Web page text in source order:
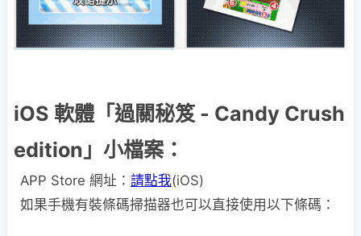
iOS 軟體「過關秘笈 - Candy Crush
edition」小檔案：
APP Store 網址： 請點我(iOS)
如果手機有裝條碼掃描器也可以直接使用以下條碼：